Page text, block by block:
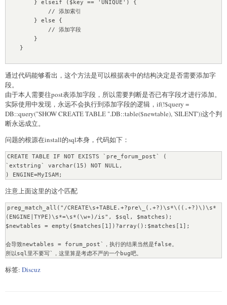
    if(!empty($updates)) {
        $usql = "ALTER TABLE ".DB::table($newtable)."
".implode(', ', $updates);
        if(!DB::query($usql, 'SILENT')) {
            return array(-1, $newtable);
        }
    }
通过代码能够看出，这个方法是可以根据表中的结构决定是否需要添加字
段。
由于本人需要往post表添加字段，所以需要判断是否已有字段才进行添加。
实际使用中发现，永远不会执行到添加字段的逻辑，if(!$query =
DB::query("SHOW CREATE TABLE ".DB::table($newtable), 'SILENT'))这个判
断永远成立。
问题的根源在install的sql本身，代码如下：
CREATE TABLE IF NOT EXISTS `pre_forum_post` (
`extstring` varchar(15) NOT NULL,
注意上面这里的这个匹配
preg_match_all("/CREATE\s+TABLE.+?pre\_(.+?)\s*\((.+?)\)\s*
(ENGINE|TYPE)\s*=\s*(\w+)/is", $sql, $matches);
$newtables = empty($matches[1])?array():$matches[1];
会导致newtables = forum_post`，执行的结果当然是false。
所以sql里不要写`，这里算是考虑不严的一个bug吧。
标签: Discuz